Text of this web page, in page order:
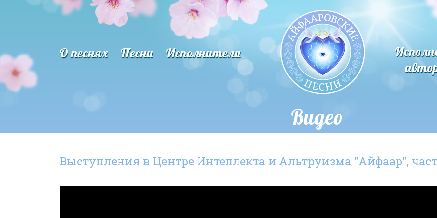
О песнях Песни Исполнители
Видео
Выступления в Центре Интеллекта и Альтруизма "Айфаар",